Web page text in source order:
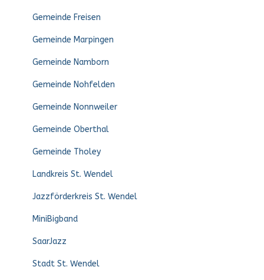
Gemeinde Freisen
Gemeinde Marpingen
Gemeinde Namborn
Gemeinde Nohfelden
Gemeinde Nonnweiler
Gemeinde Oberthal
Gemeinde Tholey
Landkreis St. Wendel
Jazzförderkreis St. Wendel
MiniBigband
SaarJazz
Stadt St. Wendel